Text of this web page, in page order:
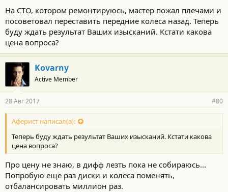
На СТО, котором ремонтируюсь, мастер пожал плечами и
посоветовал переставить передние колеса назад. Теперь
буду ждать результат Ваших изысканий. Кстати какова
цена вопроса?
Kovarny
Active Member
28 Авг 2017 #80
Аферист написал(а):
Теперь буду ждать результат Ваших изысканий. Кстати какова
цена вопроса?
Про цену не знаю, в дифф лезть пока не собираюсь...
Попробую еще раз диски и колеса поменять,
отбалансировать миллион раз.